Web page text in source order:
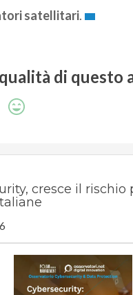
satellitari.
di questo
cresce il rischio